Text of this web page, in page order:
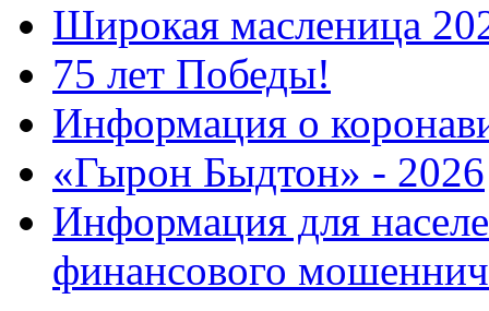
Широкая масленица
75 лет Победы!
Информация о
«Гырон Быдтон» - 2026
Информация для
финансового